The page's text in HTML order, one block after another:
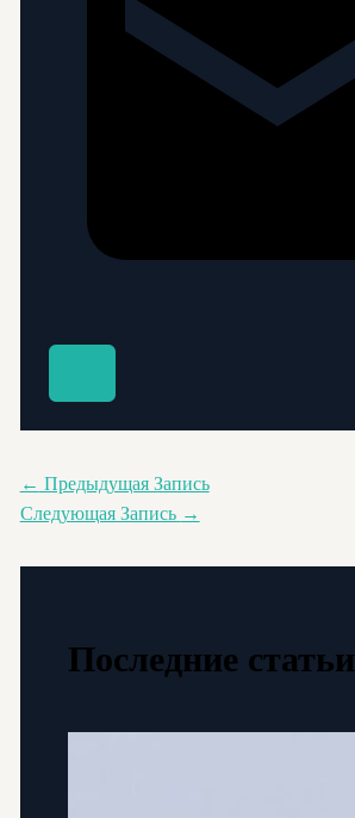
← Предыдущая Запись
Следующая Запись →
Последние статьи